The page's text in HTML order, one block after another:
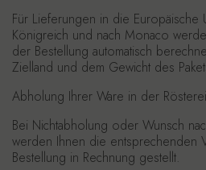
Für Lieferungen in die Europäische
Königreich und nach Monaco
der Bestellung automatisch
Zielland und dem Gewicht des
Abholung Ihrer Ware in der
Bei Nichtabholung oder Wunsch
werden Ihnen die entsprechenden
Bestellung in Rechnung gestellt.